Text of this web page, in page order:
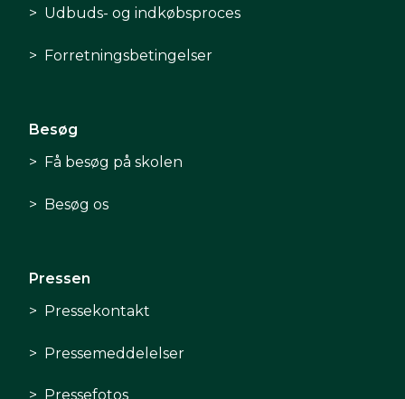
Udbuds- og indkøbsproces
Forretningsbetingelser
Besøg
Få besøg på skolen
Besøg os
Pressen
Pressekontakt
Pressemeddelelser
Pressefotos